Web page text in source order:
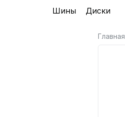
Шины Диски
Главная